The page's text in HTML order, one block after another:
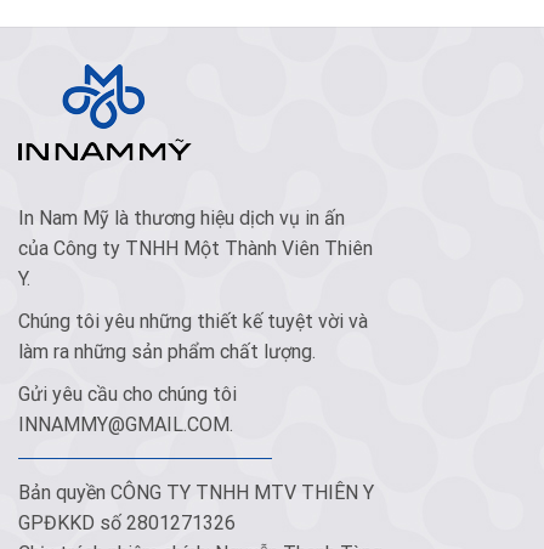
In Nam Mỹ là thương hiệu dịch vụ in ấn
của Công ty TNHH Một Thành Viên Thiên
Y.
Chúng tôi yêu những thiết kế tuyệt vời và
làm ra những sản phẩm chất lượng.
Gửi yêu cầu cho chúng tôi
INNAMMY@GMAIL.COM.
Bản quyền CÔNG TY TNHH MTV THIÊN Y
GPĐKKD số 2801271326